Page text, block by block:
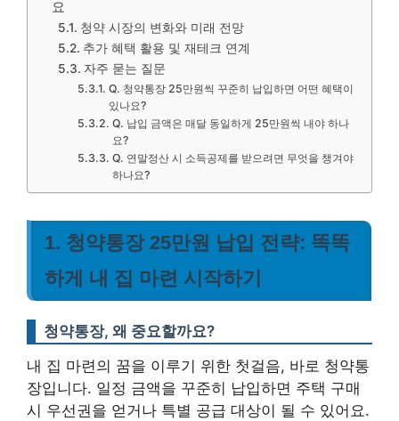
요
청약 시장의 변화와 미래 전망
추가 혜택 활용 및 재테크 연계
자주 묻는 질문
Q. 청약통장 25만원씩 꾸준히 납입하면 어떤 혜택이
있나요?
Q. 납입 금액은 매달 동일하게 25만원씩 내야 하나
요?
Q. 연말정산 시 소득공제를 받으려면 무엇을 챙겨야
하나요?
1. 청약통장 25만원 납입 전략: 똑똑
하게 내 집 마련 시작하기
청약통장, 왜 중요할까요?
내 집 마련의 꿈을 이루기 위한 첫걸음, 바로 청약통
장입니다. 일정 금액을 꾸준히 납입하면 주택 구매
시 우선권을 얻거나 특별 공급 대상이 될 수 있어요.